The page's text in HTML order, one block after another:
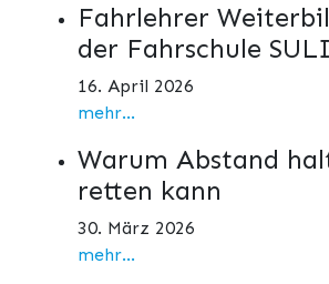
Fahrlehrer
der Fahrschule SULI
16. April 2026
mehr...
Warum Abstand
retten kann
30. März 2026
mehr...